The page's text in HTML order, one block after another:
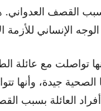
القصف العدواني.
الإنساني للأزمة
التي قالت أنها تواصلت
الصحية جيدة، وأنها
العائلة بسبب